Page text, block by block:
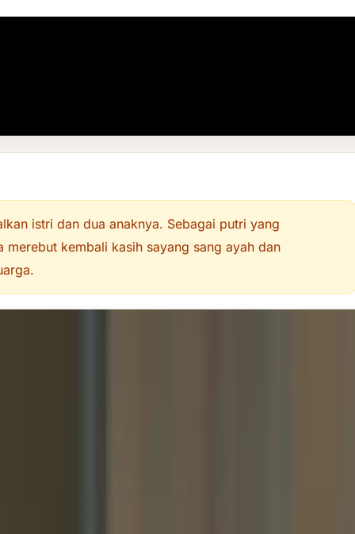
istri dan dua anaknya. Sebagai putri yang
merebut kembali kasih sayang sang ayah dan